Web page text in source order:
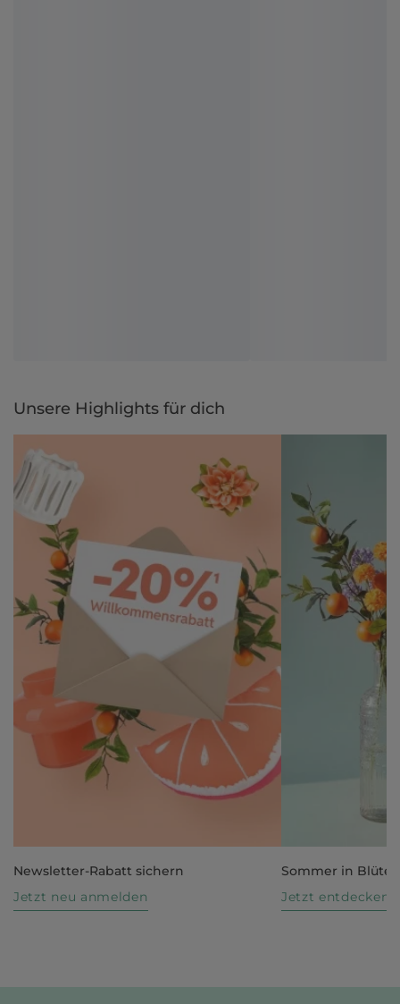
Unsere Highlights für dich
Newsletter-Rabatt sichern
Jetzt neu anmelden
Sommer in Blüte
Jetzt entdecken